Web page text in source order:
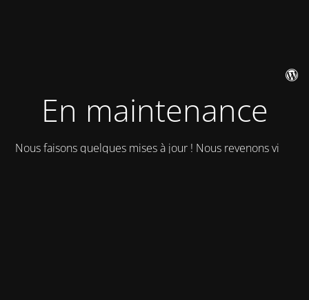
En maintenance
Nous faisons quelques mises à jour ! Nous revenons vite !